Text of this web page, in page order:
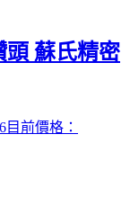
頭 蘇氏精密
目前價格：